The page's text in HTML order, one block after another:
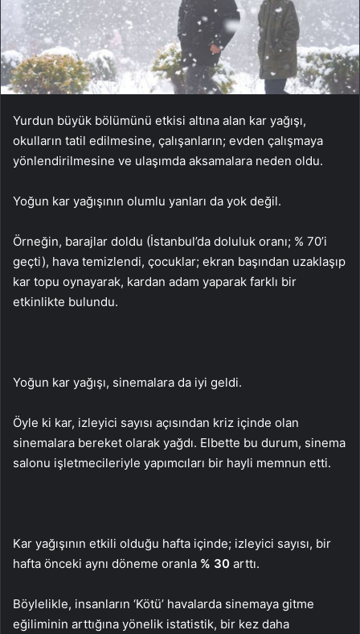
Yurdun büyük bölümünü etkisi altına alan kar yağışı,
okulların tatil edilmesine, çalışanların; evden çalışmaya
yönlendirilmesine ve ulaşımda aksamalara neden oldu.
Yoğun kar yağışının olumlu yanları da yok değil.
Örneğin, barajlar doldu (İstanbul’da doluluk oranı; % 70’i
geçti), hava temizlendi, çocuklar; ekran başından uzaklaşıp
kar topu oynayarak, kardan adam yaparak farklı bir
etkinlikte bulundu.
Yoğun kar yağışı, sinemalara da iyi geldi.
Öyle ki kar, izleyici sayısı açısından kriz içinde olan
sinemalara bereket olarak yağdı. Elbette bu durum, sinema
salonu işletmecileriyle yapımcıları bir hayli memnun etti.
Kar yağışının etkili olduğu hafta içinde; izleyici sayısı, bir
hafta önceki aynı döneme oranla % 30 arttı.
Böylelikle, insanların ‘Kötü’ havalarda sinemaya gitme
eğiliminin arttığına yönelik istatistik, bir kez daha